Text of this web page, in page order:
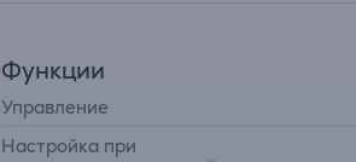
Функции
Управление
Настройка при